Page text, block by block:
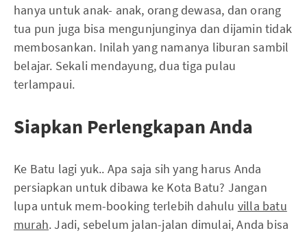
hanya untuk anak- anak, orang dewasa, dan orang
tua pun juga bisa mengunjunginya dan dijamin tidak
membosankan. Inilah yang namanya liburan sambil
belajar. Sekali mendayung, dua tiga pulau
terlampaui.
Siapkan Perlengkapan Anda
Ke Batu lagi yuk.. Apa saja sih yang harus Anda
persiapkan untuk dibawa ke Kota Batu? Jangan
lupa untuk mem-booking terlebih dahulu villa batu
murah. Jadi, sebelum jalan-jalan dimulai, Anda bisa